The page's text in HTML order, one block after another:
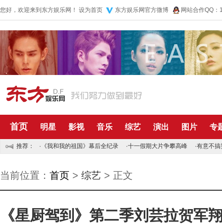
您好，欢迎来到东方娱乐网！ 设为首页 东方娱乐网官方微博 网站合作QQ
首页 明星 影视 音乐 综艺 演出 图片 专
推荐： · 《我和我的祖国》幕后全纪录 ·十一假期大片争攀高峰 ·有意不搞
当前位置： 首页 > 综艺 > 正文
《星厨驾到》第二季刘芸拉贺军